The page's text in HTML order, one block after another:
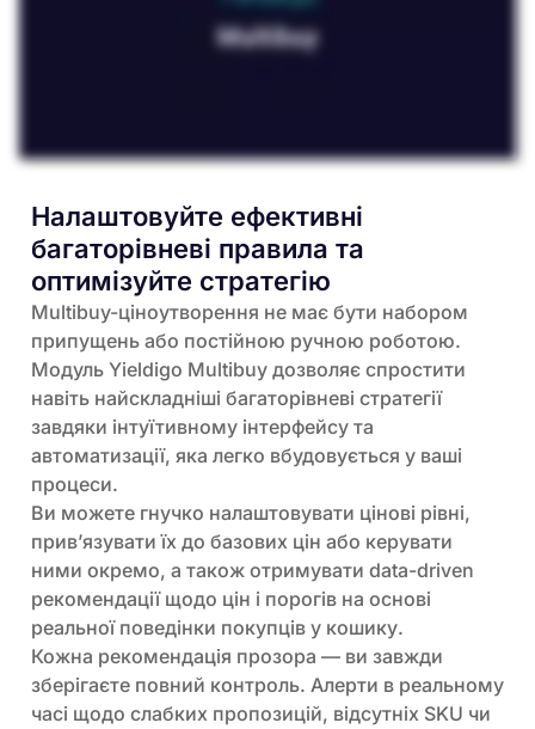
допомагає будувати лояльність, зменшувати
втрати та переходити до більш контрольованого
Налаштовуйте ефективні
багаторівневі правила та
оптимізуйте стратегію
Multibuy-ціноутворення не має бути набором
припущень або постійною ручною роботою.
Модуль Yieldigo Multibuy дозволяє спростити
навіть найскладніші багаторівневі стратегії
завдяки інтуїтивному інтерфейсу та
автоматизації, яка легко вбудовується у ваші
процеси.
Ви можете гнучко налаштовувати цінові рівні,
прив’язувати їх до базових цін або керувати
ними окремо, а також отримувати data-driven
рекомендації щодо цін і порогів на основі
реальної поведінки покупців у кошику.
Кожна рекомендація прозора — ви завжди
зберігаєте повний контроль. Алерти в реальному
часі щодо слабких пропозицій, відсутніх SKU чи